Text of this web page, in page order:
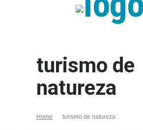
turismo de
natureza
Home turismo de natureza